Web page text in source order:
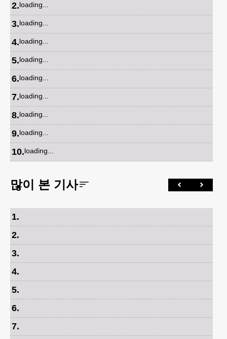
2.loading...
3.loading...
4.loading...
5.loading...
6.loading...
7.loading...
8.loading...
9.loading...
10.loading...
많이 본 기사
1.
2.
3.
4.
5.
6.
7.